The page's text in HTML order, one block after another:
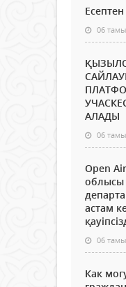
06
АЛАДЫ
06
Open
облысы
астам
06
Как